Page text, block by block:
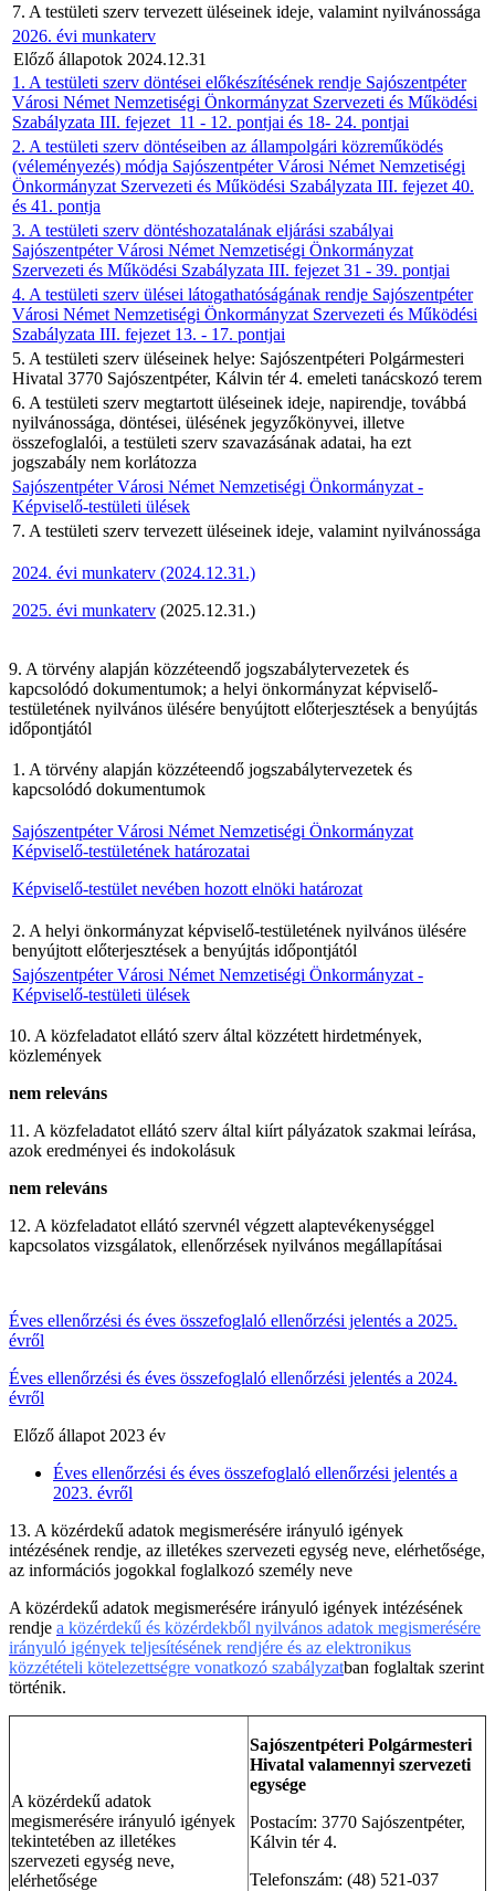
7. A testületi szerv tervezett üléseinek ideje, valamint nyilvánossága
2026. évi munkaterv
Előző állapotok 2024.12.31
1. A testületi szerv döntései előkészítésének rendje Sajószentpéter
Városi Német Nemzetiségi Önkormányzat Szervezeti és Működési
Szabályzata III. fejezet 11 - 12. pontjai és 18- 24. pontjai
2. A testületi szerv döntéseiben az állampolgári közreműködés
(véleményezés) módja Sajószentpéter Városi Német Nemzetiségi
Önkormányzat Szervezeti és Működési Szabályzata III. fejezet 40.
és 41. pontja
3. A testületi szerv döntéshozatalának eljárási szabályai
Sajószentpéter Városi Német Nemzetiségi Önkormányzat
Szervezeti és Működési Szabályzata III. fejezet 31 - 39. pontjai
4. A testületi szerv ülései látogathatóságának rendje Sajószentpéter
Városi Német Nemzetiségi Önkormányzat Szervezeti és Működési
Szabályzata III. fejezet 13. - 17. pontjai
5. A testületi szerv üléseinek helye: Sajószentpéteri Polgármesteri
Hivatal 3770 Sajószentpéter, Kálvin tér 4. emeleti tanácskozó terem
6. A testületi szerv megtartott üléseinek ideje, napirendje, továbbá
nyilvánossága, döntései, ülésének jegyzőkönyvei, illetve
összefoglalói, a testületi szerv szavazásának adatai, ha ezt
jogszabály nem korlátozza
Sajószentpéter Városi Német Nemzetiségi Önkormányzat -
Képviselő-testületi ülések
7. A testületi szerv tervezett üléseinek ideje, valamint nyilvánossága
2024. évi munkaterv (2024.12.31.)
2025. évi munkaterv (2025.12.31.)
9. A törvény alapján közzéteendő jogszabálytervezetek és
kapcsolódó dokumentumok; a helyi önkormányzat képviselő-
testületének nyilvános ülésére benyújtott előterjesztések a benyújtás
időpontjától
1. A törvény alapján közzéteendő jogszabálytervezetek és
kapcsolódó dokumentumok
Sajószentpéter Városi Német Nemzetiségi Önkormányzat
Képviselő-testületének határozatai
Képviselő-testület nevében hozott elnöki határozat
2. A helyi önkormányzat képviselő-testületének nyilvános ülésére
benyújtott előterjesztések a benyújtás időpontjától
Sajószentpéter Városi Német Nemzetiségi Önkormányzat -
Képviselő-testületi ülések
10. A közfeladatot ellátó szerv által közzétett hirdetmények,
közlemények
nem releváns
11. A közfeladatot ellátó szerv által kiírt pályázatok szakmai leírása,
azok eredményei és indokolásuk
nem releváns
12. A közfeladatot ellátó szervnél végzett alaptevékenységgel
kapcsolatos vizsgálatok, ellenőrzések nyilvános megállapításai
Éves ellenőrzési és éves összefoglaló ellenőrzési jelentés a 2025.
évről
Éves ellenőrzési és éves összefoglaló ellenőrzési jelentés a 2024.
évről
Előző állapot 2023 év
Éves ellenőrzési és éves összefoglaló ellenőrzési jelentés a
2023. évről
13. A közérdekű adatok megismerésére irányuló igények
intézésének rendje, az illetékes szervezeti egység neve, elérhetősége,
az információs jogokkal foglalkozó személy neve
A közérdekű adatok megismerésére irányuló igények intézésének
rendje a közérdekű és közérdekből nyilvános adatok megismerésére
irányuló igények teljesítésének rendjére és az elektronikus
közzétételi kötelezettségre vonatkozó szabályzatban foglaltak szerint
történik.
A közérdekű adatok
megismerésére irányuló igények
tekintetében az illetékes
szervezeti egység neve,
elérhetősége
Sajószentpéteri Polgármesteri
Hivatal valamennyi szervezeti
egysége
Postacím: 3770 Sajószentpéter,
Kálvin tér 4.
Telefonszám: (48) 521-037